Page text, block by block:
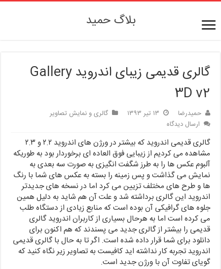
بلاگ حمید
گالری قدیمی زیبای اندروید Gallery
3D v2
حمیدرضا ۱۳ تیر ۱۳۹۳
گالری و نمایش تصاویر
ارسال دیدگاه
گالری قدیمی اندروید که بیشتر در ورژن های اندروید ۲.۲ و ۲.۳
مشاهده می کردیم از زیبایی فوق العاده ای برخوردار بود به طوریکه
آلبوم عکس ها را به طرز شگفت انگیزی به صورت سه بعدی به
نمایش می گذاشت و پس زمینه را بسته به عکس های شما با رنگ
ها و طرح های مختلف تزیین می کرد اما در نسخه های جدیدتر
اندروید این گالری برداشته شد و علت آن هم شاید به دلیل همین
جلوه های گرافیکی آن بوده است که منابع زیادی از دستگاه طلب
می کرده است اما به هرحال بسیاری از کاربران اندروید گالری
قدیمی را بیشتر از گالری جدید می پسندند که هم اکنون برای
دانلود برای شما قرار داده شده است. اگر تا به حال با گالری قدیمی
اندروید تجربه کار نداشته اید کافیست به تصاویر زیر نگاه کنید که
گویای تفاوت آن با ورژن جدید است.